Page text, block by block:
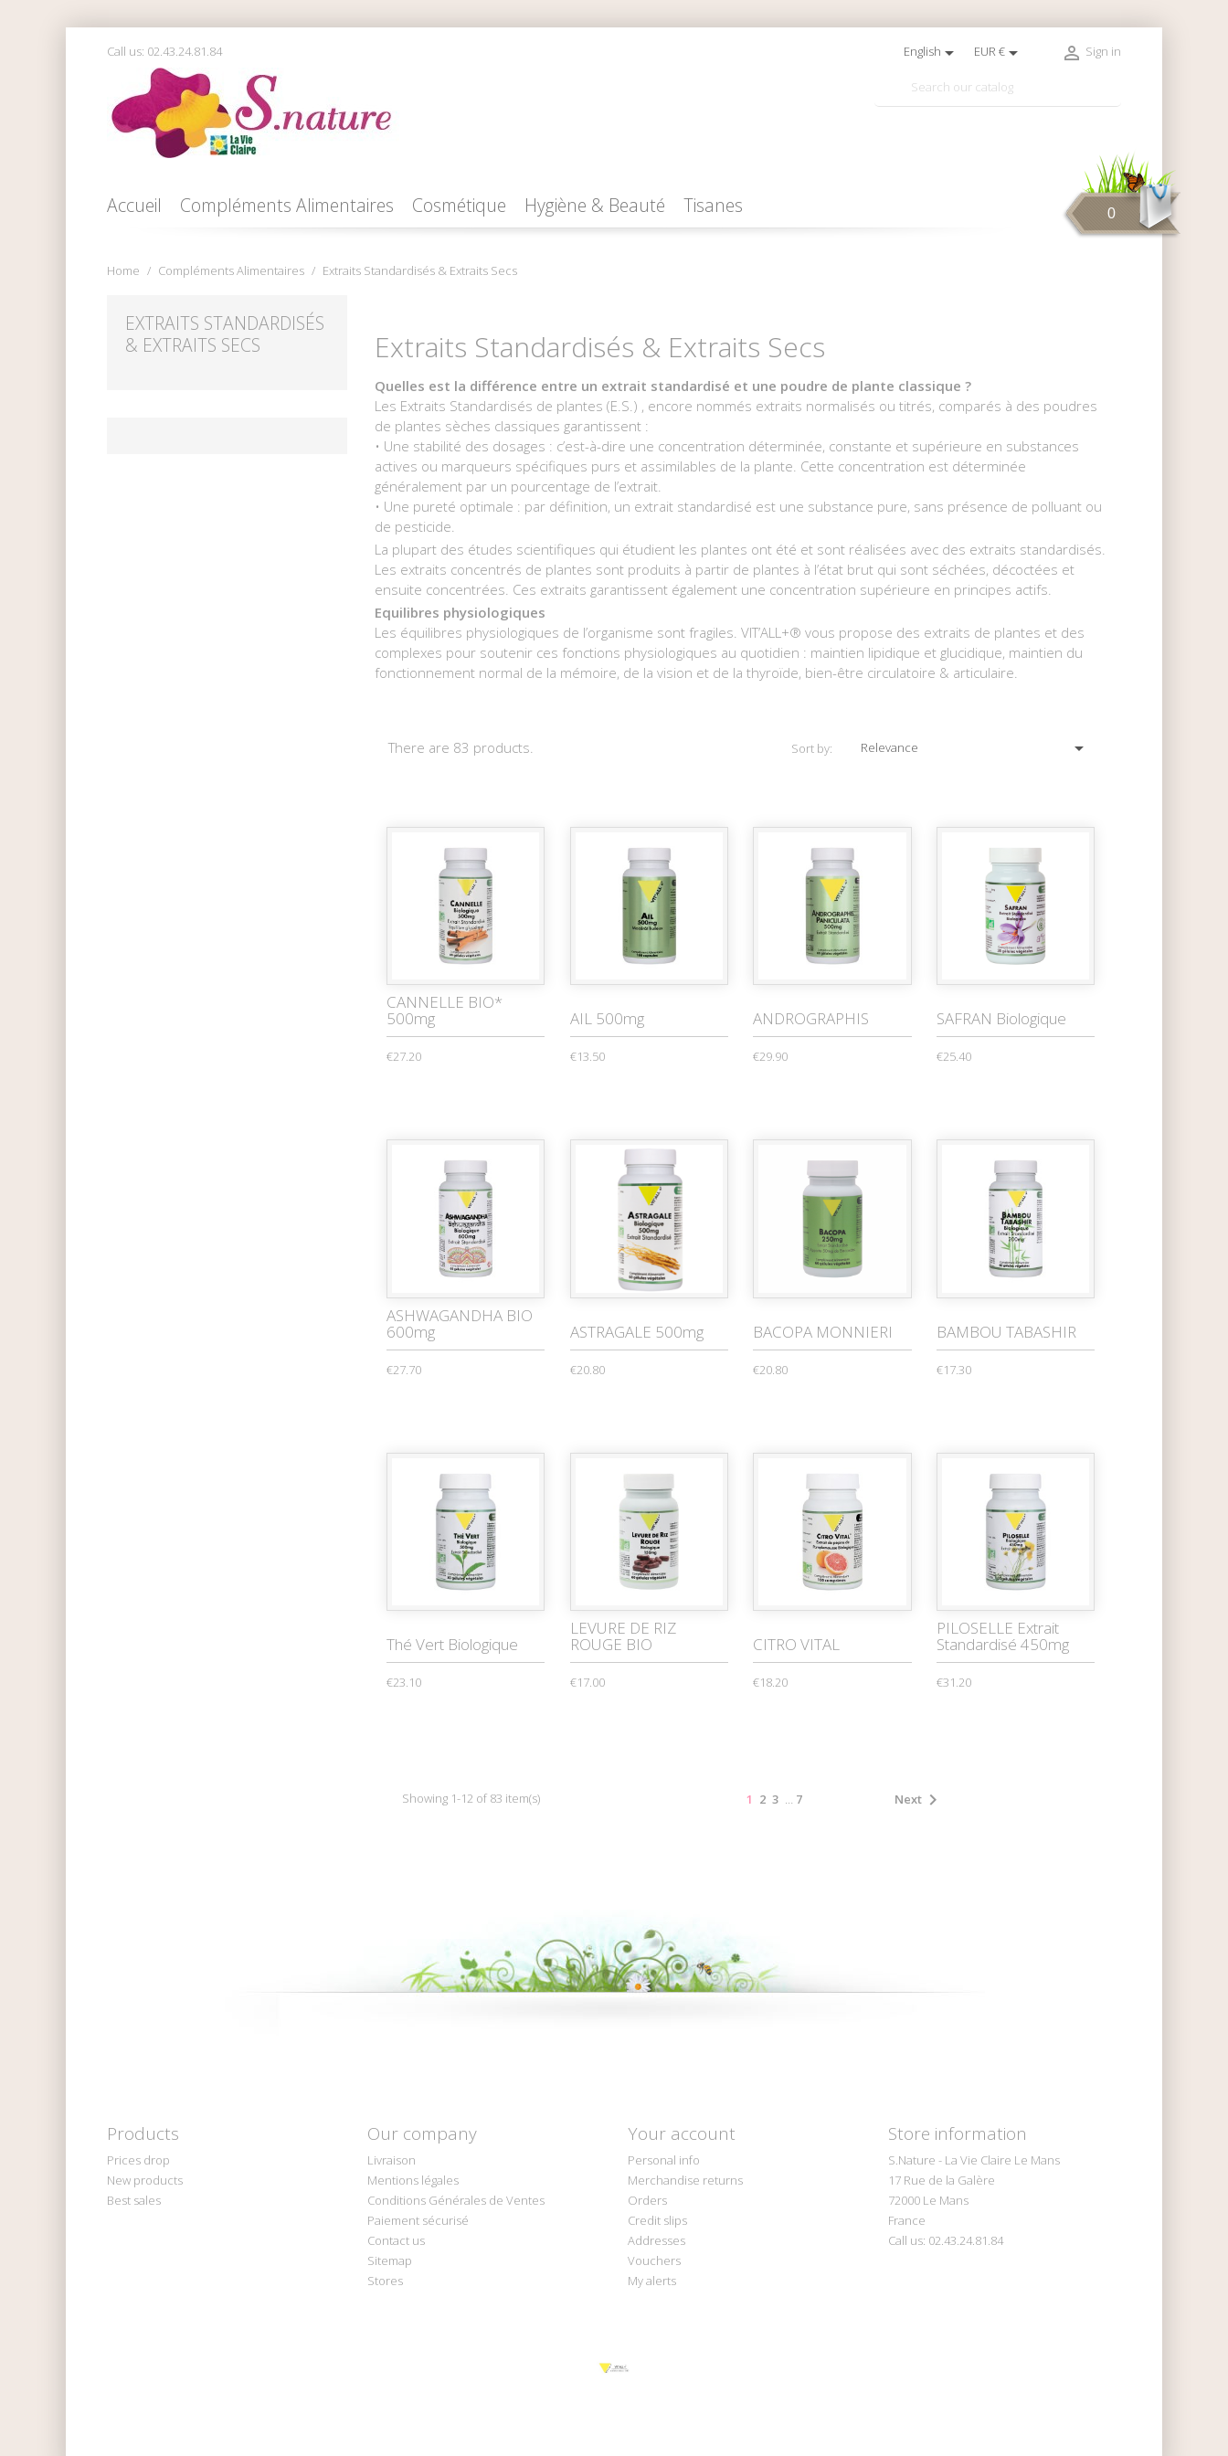
Call us: 02.43.24.81.84 English EUR €  Sign in
Accueil Compléments Alimentaires Cosmétique Hygiène & Beauté Tisanes 0
Home Compléments Alimentaires Extraits Standardisés & Extraits Secs
EXTRAITS STANDARDISÉS
& EXTRAITS SECS
Extraits Standardisés & Extraits Secs
Quelles est la différence entre un extrait standardisé et une poudre de plante classique ?
Les Extraits Standardisés de plantes (E.S.) , encore nommés extraits normalisés ou titrés, comparés à des poudres
de plantes sèches classiques garantissent :
• Une stabilité des dosages : c’est-à-dire une concentration déterminée, constante et supérieure en substances
actives ou marqueurs spécifiques purs et assimilables de la plante. Cette concentration est déterminée
généralement par un pourcentage de l’extrait.
• Une pureté optimale : par définition, un extrait standardisé est une substance pure, sans présence de polluant ou
de pesticide.
La plupart des études scientifiques qui étudient les plantes ont été et sont réalisées avec des extraits standardisés.
Les extraits concentrés de plantes sont produits à partir de plantes à l’état brut qui sont séchées, décoctées et
ensuite concentrées. Ces extraits garantissent également une concentration supérieure en principes actifs.
Equilibres physiologiques
Les équilibres physiologiques de l’organisme sont fragiles. VIT’ALL+® vous propose des extraits de plantes et des
complexes pour soutenir ces fonctions physiologiques au quotidien : maintien lipidique et glucidique, maintien du
fonctionnement normal de la mémoire, de la vision et de la thyroïde, bien-être circulatoire & articulaire.
There are 83 products. Sort by: Relevance 
CANNELLE BIO*
500mg
€27.20
AIL 500mg
€13.50
ANDROGRAPHIS
€29.90
SAFRAN Biologique
€25.40
ASHWAGANDHA BIO
600mg
€27.70
ASTRAGALE 500mg
€20.80
BACOPA MONNIERI
€20.80
BAMBOU TABASHIR
€17.30
Thé Vert Biologique
€23.10
LEVURE DE RIZ
ROUGE BIO
€17.00
CITRO VITAL
€18.20
PILOSELLE Extrait
Standardisé 450mg
€31.20
Showing 1-12 of 83 item(s) 1 2 3 … 7 Next 
Products
Prices drop
New products
Best sales
Our company
Livraison
Mentions légales
Conditions Générales de Ventes
Paiement sécurisé
Contact us
Sitemap
Stores
Your account
Personal info
Merchandise returns
Orders
Credit slips
Addresses
Vouchers
My alerts
Store information
S.Nature - La Vie Claire Le Mans
17 Rue de la Galère
72000 Le Mans
France
Call us: 02.43.24.81.84